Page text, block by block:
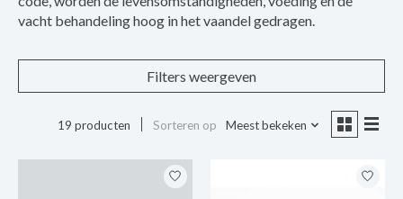
vacht behandeling hoog in het vaandel gedragen.
Filters weergeven
19 producten Sorteren op Meest bekeken